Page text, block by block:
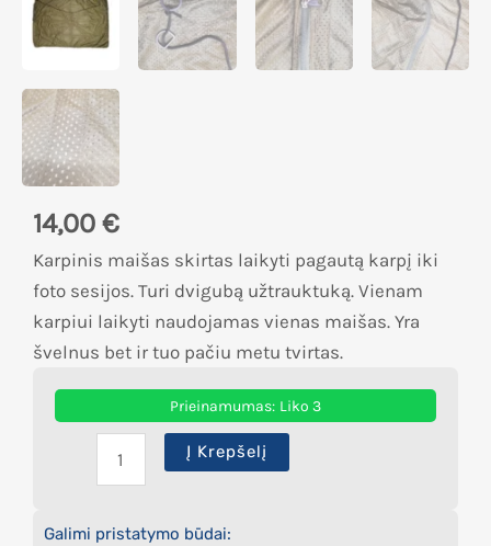
14,00 €
Karpinis maišas skirtas laikyti pagautą karpį iki
foto sesijos. Turi dvigubą užtrauktuką. Vienam
karpiui laikyti naudojamas vienas maišas. Yra
švelnus bet ir tuo pačiu metu tvirtas.
Prieinamumas: Liko 3
Į Krepšelį
Galimi pristatymo būdai: